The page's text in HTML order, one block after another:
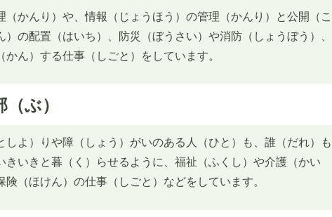
かんり）や、情報（じょうほう）の管理（かんり）と公開（こ
の配置（はいち）、防災（ぼうさい）や消防（しょうぼう）、
ん）する仕事（しごと）をしています。
ぶ）
よ）りや障（しょう）がいのある人（ひと）も、誰（だれ）も
きいきと暮（く）らせるように、福祉（ふくし）や介護（かい
（ほけん）の仕事（しごと）などをしています。